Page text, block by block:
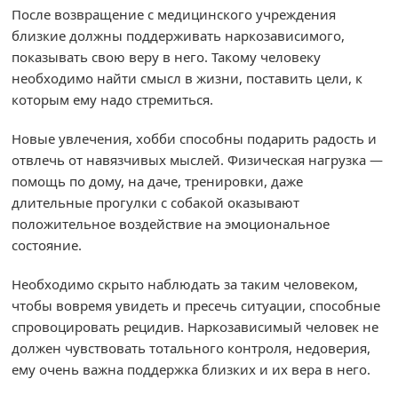
После возвращение с медицинского учреждения
близкие должны поддерживать наркозависимого,
показывать свою веру в него. Такому человеку
необходимо найти смысл в жизни, поставить цели, к
которым ему надо стремиться.
Новые увлечения, хобби способны подарить радость и
отвлечь от навязчивых мыслей. Физическая нагрузка —
помощь по дому, на даче, тренировки, даже
длительные прогулки с собакой оказывают
положительное воздействие на эмоциональное
состояние.
Необходимо скрыто наблюдать за таким человеком,
чтобы вовремя увидеть и пресечь ситуации, способные
спровоцировать рецидив. Наркозависимый человек не
должен чувствовать тотального контроля, недоверия,
ему очень важна поддержка близких и их вера в него.